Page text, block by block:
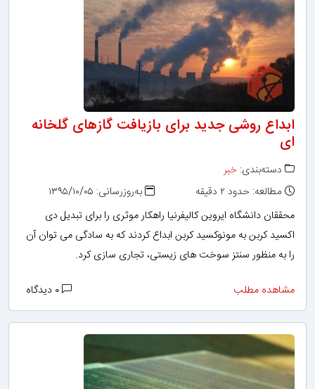
ابداع روشی جدید برای بازیافت گازهای گلخانه
ای
دسته‌بندی: خبر
مطالعه: حدود ۲ دقیقه
به‌روزرسانی: ۱۳۹۵/۱۰/۰۵
محققان دانشگاه ایروین کالیفرنیا راهکار موثری را برای تبدیل دی
اکسید کربن به مونوکسید کربن ابداع کردند که به سادگی می توان آن
را به منظور سنتز سوخت های زیستی، تجاری سازی کرد.
مشاهده مطلب